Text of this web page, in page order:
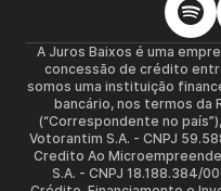
A Juros Baixos é uma
concessão de crédito
somos uma instituição
bancário, nos termos da
(“Correspondente no
Votorantim S.A. - CNPJ
Credito Ao
S.A. - CNPJ 18.188.384/